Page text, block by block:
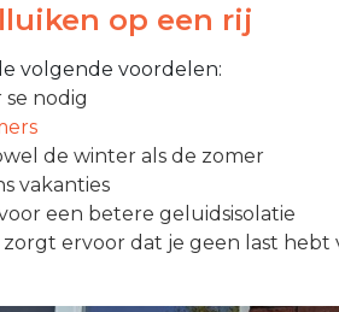
op een rij
volgende voordelen:
nodig
de winter als de zomer
vakanties
een betere geluidsisolatie
ervoor dat je geen last hebt